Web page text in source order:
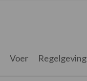
Voer Regelgeving